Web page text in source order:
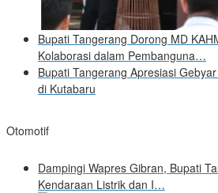
Bupati Tangerang Dorong MD
Kolaborasi dalam Pembanguna…
Bupati Tangerang Apresiasi
di Kutabaru
Otomotif
Dampingi Wapres Gibran, Bupati
Kendaraan Listrik dan I…